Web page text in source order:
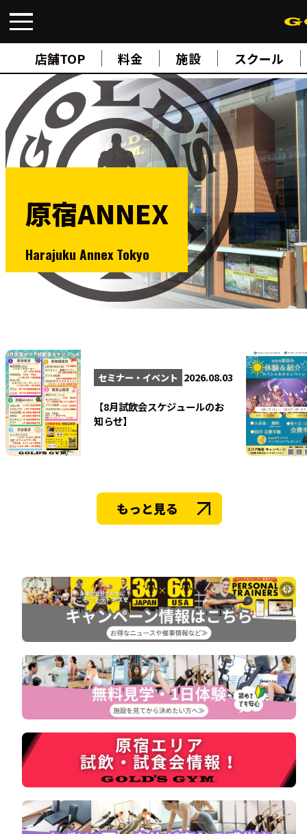
店舗TOP 料金 施設 スクール
FIND A GYM 店舗検索
ABOUT ゴールドジムについて
SUPPORT トレーニングサポート
SCHOOLスクール
STUDIOスタジオ
JOIN ご入会について
NEWSニュース
SHOPオンラインストア
法人会員
原宿ANNEX
Harajuku Annex Tokyo
セミナー・イベント 2026.08.03
【8月試飲会スケジュールのお
知らせ】
もっと見る